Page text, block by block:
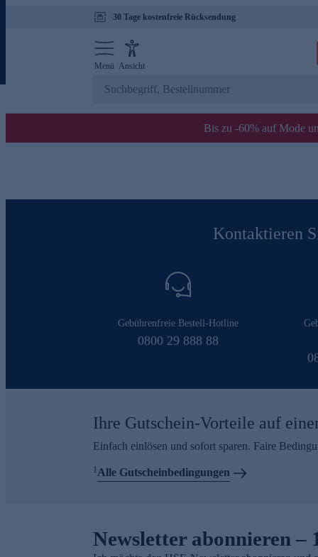
30 Tage kostenfreie Rücksendung
Menü Ansicht
Bis zu -60% auf Mode
Kontaktieren
Gebührenfreie Bestell-Hotline
0800 29 888 88
Ihre Gutschein-Vorteile auf
Einfach einlösen und sofort sparen. Faire
1Alle Gutscheinbedingungen
Newsletter abonnieren –